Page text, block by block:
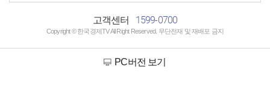
고객센터 1599-0700
Copyright © 한국경제TV All Right Reserved. 무단전재 및 재배포 금지
PC버전 보기